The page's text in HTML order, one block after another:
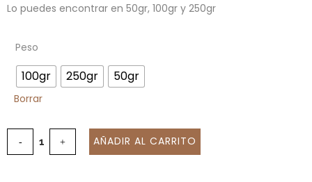
Lo puedes encontrar en 50gr, 100gr y 250gr
Peso
100gr 250gr 50gr
Borrar
AÑADIR AL CARRITO